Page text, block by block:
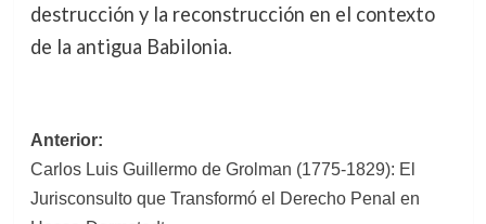
destrucción y la reconstrucción en el contexto
de la antigua Babilonia.
Navegación
de
Anterior:
Carlos Luis Guillermo de Grolman (1775-1829): El
Jurisconsulto que Transformó el Derecho Penal en